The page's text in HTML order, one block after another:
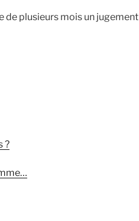
de plusieurs mois un jugement
?